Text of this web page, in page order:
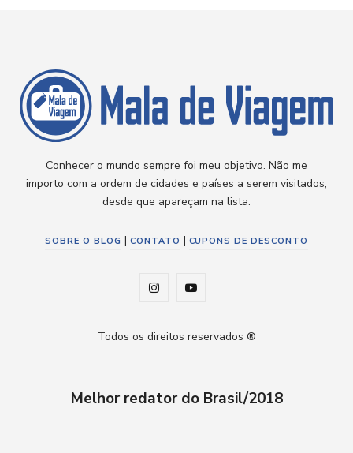
Conhecer o mundo sempre foi meu objetivo. Não me
importo com a ordem de cidades e países a serem visitados,
desde que apareçam na lista.
SOBRE O BLOG | CONTATO | CUPONS DE DESCONTO
I
s
a
Y
u
u
Todos os direitos reservados ®
Melhor redator do Brasil/2018